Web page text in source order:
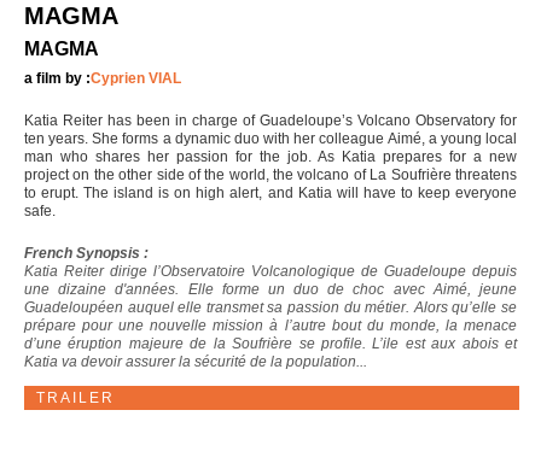
MAGMA
MAGMA
a film by :Cyprien VIAL
Katia Reiter has been in charge of Guadeloupe’s Volcano Observatory for
ten years. She forms a dynamic duo with her colleague Aimé, a young local
man who shares her passion for the job. As Katia prepares for a new
project on the other side of the world, the volcano of La Soufrière threatens
to erupt. The island is on high alert, and Katia will have to keep everyone
safe.
French Synopsis :
Katia Reiter dirige l’Observatoire Volcanologique de Guadeloupe depuis
une dizaine d'années. Elle forme un duo de choc avec Aimé, jeune
Guadeloupéen auquel elle transmet sa passion du métier. Alors qu’elle se
prépare pour une nouvelle mission à l’autre bout du monde, la menace
d’une éruption majeure de la Soufrière se profile. L’ile est aux abois et
Katia va devoir assurer la sécurité de la population...
TRAILER